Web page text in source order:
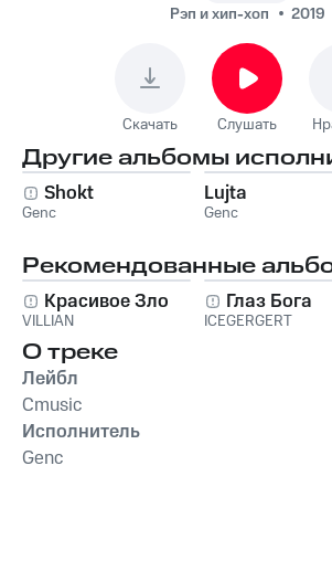
Рэп и хип-хоп
2019
Скачать Слушать
Другие альбомы
Shokt
Genc
Lujta
Genc
Рекомендованные
Красивое Зло
VILLIAN
Глаз Бога
ICEGERGERT
О треке
Лейбл
Cmusic
Исполнитель
Genc